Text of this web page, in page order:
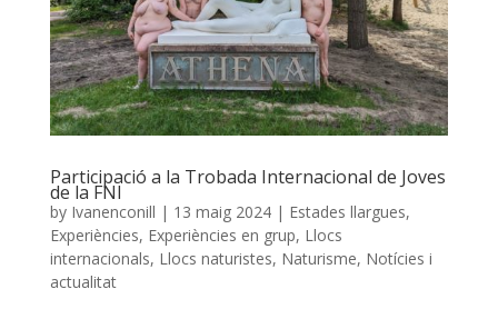
Participació a la Trobada Internacional de Joves
de la FNI
by Ivanenconill | 13 maig 2024| Estades llargues,
Experiències, Experiències en grup, Llocs
internacionals, Llocs naturistes, Naturisme, Notícies i
actualitat